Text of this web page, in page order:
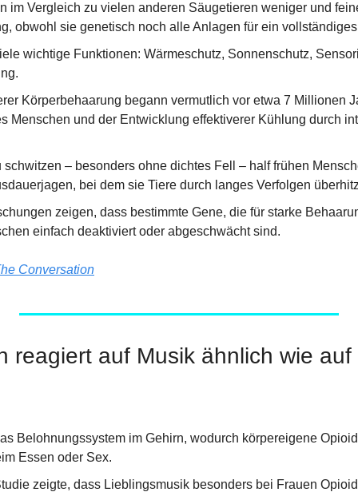
im Vergleich zu vielen anderen Säugetieren weniger und
obwohl sie genetisch noch alle Anlagen für ein
wichtige Funktionen: Wärmeschutz, Sonnenschutz,
Körperbehaarung begann vermutlich vor etwa 7 Millionen
Menschen und der Entwicklung effektiverer Kühlung durch
– besonders ohne dichtes Fell – half frühen
bei dem sie Tiere durch langes Verfolgen
zeigen, dass bestimmte Gene, die für starke
einfach deaktiviert oder abgeschwächt sind.
Conversation
reagiert auf Musik ähnlich wie auf
Belohnungssystem im Gehirn, wodurch körpereigene
Essen oder Sex.
zeigte, dass Lieblingsmusik besonders bei Frauen